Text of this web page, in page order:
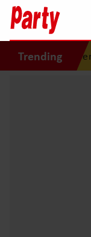
Trending
geluk: “Als er